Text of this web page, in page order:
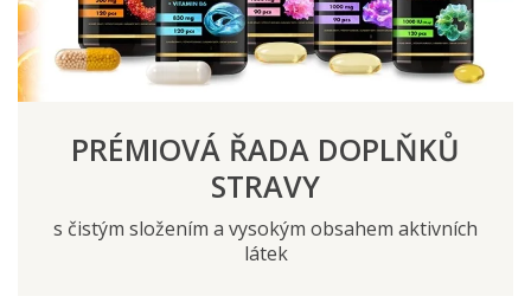
PRÉMIOVÁ ŘADA DOPLŇKŮ
STRAVY
s čistým složením a vysokým obsahem aktivních
látek